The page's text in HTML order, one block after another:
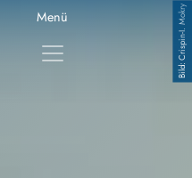
Menü
Copyright
Crispin-I. Mokry